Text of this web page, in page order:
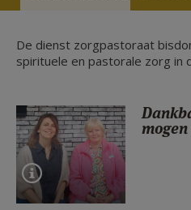
ZOEKEN
STARTPAGINA
MIJN PAROCHIE
AANMELDEN OF
De dienst zorgpastoraat
spirituele en pastorale zorg in